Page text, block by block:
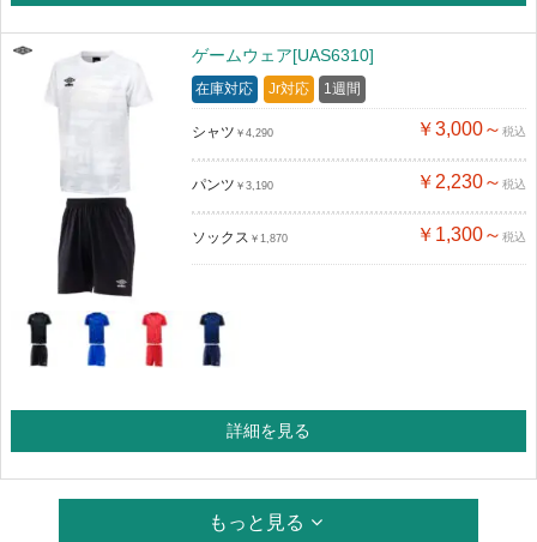
ゲームウェア[UAS6310]
在庫対応 Jr対応 1週間
シャツ ￥4,290 ￥3,000～ 税込
パンツ ￥3,190 ￥2,230～ 税込
ソックス ￥1,870 ￥1,300～ 税込
詳細を見る
もっと見る